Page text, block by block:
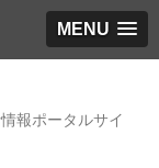
MENU
報ポータルサイ